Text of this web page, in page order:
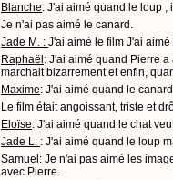
Blanche: J'ai aimé quand le loup ,
Je n'ai pas aimé le canard.
Jade M. :J'ai aimé le film J'ai
Raphaël : J'ai aimé quand Pierre
marchait bizarrement et enfin,
Maxime: J'ai aimé quand le
Le film était angoissant, triste et
Eloïse: J'ai aimé quand le chat
Jade L. : J'ai aimé quand le loup
Samuel : Je n'ai pas aimé les
avec Pierre.